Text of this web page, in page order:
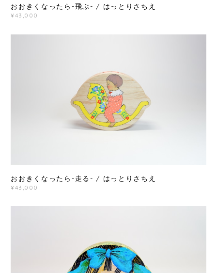
おおきくなったら-飛ぶ- / はっとりさちえ
¥43,000
おおきくなったら-走る- / はっとりさちえ
¥43,000